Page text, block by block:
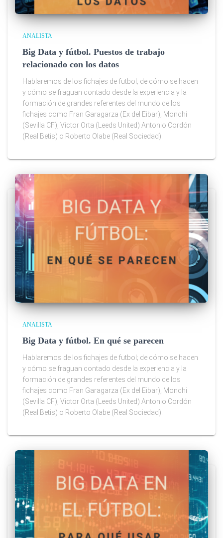
ANALISTA
Big Data y fútbol. Puestos de trabajo
relacionado con los datos
Hablaremos de los fichajes de futbol; de cómo se hacen
y cómo se fraguan contado desde la experiencia y la
formación de grandes referentes del mundo de los
fichajes como Fran Garagarza (Ex del Eibar), Monchi
(Sevilla CF), Victor Orta (Leeds United) Antonio Cordón
(Real Betis) o Roberto Olabe (Real Sociedad).
ANALISTA
Big Data y fútbol. En qué se parecen
Hablaremos de los fichajes de futbol; de cómo se hacen
y cómo se fraguan contado desde la experiencia y la
formación de grandes referentes del mundo de los
fichajes como Fran Garagarza (Ex del Eibar), Monchi
(Sevilla CF), Victor Orta (Leeds United) Antonio Cordón
(Real Betis) o Roberto Olabe (Real Sociedad).